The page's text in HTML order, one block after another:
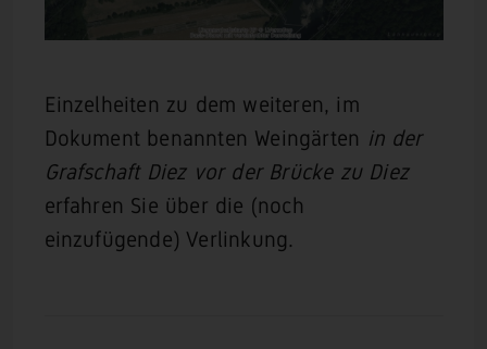
Einzelheiten zu dem weiteren, im
Dokument benannten Weingärten in der
Grafschaft Diez vor der Brücke zu Diez
erfahren Sie über die (noch
einzufügende) Verlinkung.